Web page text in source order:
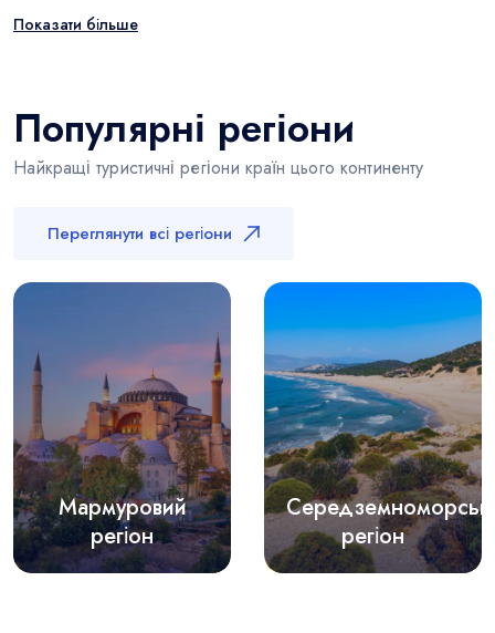
Показати більше
Популярні регіони
Найкращі туристичні регіони країн цього континенту
Переглянути всі регіони
Мармуровий
регіон
регіон